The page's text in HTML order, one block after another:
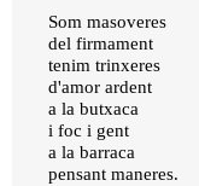
Som masoveres
del firmament
tenim trinxeres
d'amor ardent
a la butxaca
i foc i gent
a la barraca
pensant maneres.